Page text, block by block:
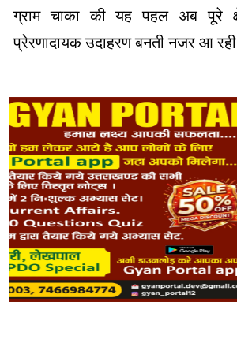
ग्राम चाका की यह पहल अब पूरे
प्रेरणादायक उदाहरण बनती नजर आ